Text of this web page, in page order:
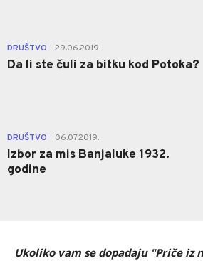
DRUŠTVO 29.06.2019.
Da li ste čuli za bitku kod Potoka?
DRUŠTVO 06.07.2019.
Izbor za mis Banjaluke 1932.
godine
Ukoliko vam se dopadaju "Priče iz